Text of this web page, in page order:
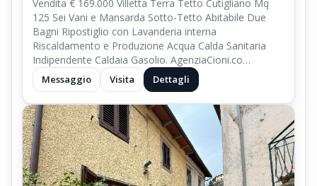
Vendita € 169.000 Villetta Terra Tetto Cutigliano Mq
125 Sei Vani e Mansarda Sotto-Tetto Abitabile Due
Bagni Ripostiglio con Lavanderia interna
Riscaldamento e Produzione Acqua Calda Sanitaria
Indipendente Caldaia Gasolio. AgenziaCioni.co…
Messaggio Visita Dettagli